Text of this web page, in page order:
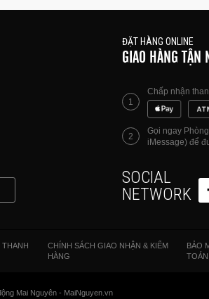
ĐẶT HÀNG ONLINE
GIAO HÀNG TẬN
1
Chấp nhận
2
Gọi ngay
iMessage) để
SOCIAL
NETWORK
THANH
CHÍNH SÁCH GIAO NHẬN & KIỂM
HÀNG
BẢO
TOÁN
Mai Nguyên - MaiNguyen.vn